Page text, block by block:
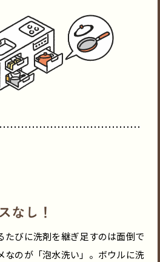
たびに洗剤を継ぎ足すのは面倒で
なのが「泡水洗い」。ボウルに洗